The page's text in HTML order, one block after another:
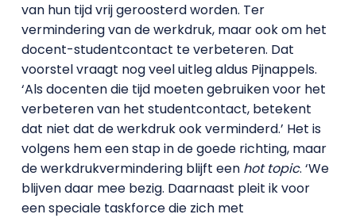
van hun tijd vrij geroosterd worden. Ter
vermindering van de werkdruk, maar ook om het
docent-studentcontact te verbeteren. Dat
voorstel vraagt nog veel uitleg aldus Pijnappels.
‘Als docenten die tijd moeten gebruiken voor het
verbeteren van het studentcontact, betekent
dat niet dat de werkdruk ook verminderd.’ Het is
volgens hem een stap in de goede richting, maar
de werkdrukvermindering blijft een hot topic. ‘We
blijven daar mee bezig. Daarnaast pleit ik voor
een speciale taskforce die zich met